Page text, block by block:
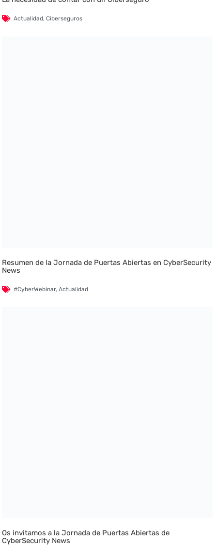
Actualidad,Ciberseguros
Resumen de la Jornada de Puertas Abiertas en CyberSecurity
News
#CyberWebinar,Actualidad
Os invitamos a la Jornada de Puertas Abiertas de
CyberSecurity News